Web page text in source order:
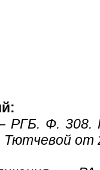
РГБ. Ф. 308.
от